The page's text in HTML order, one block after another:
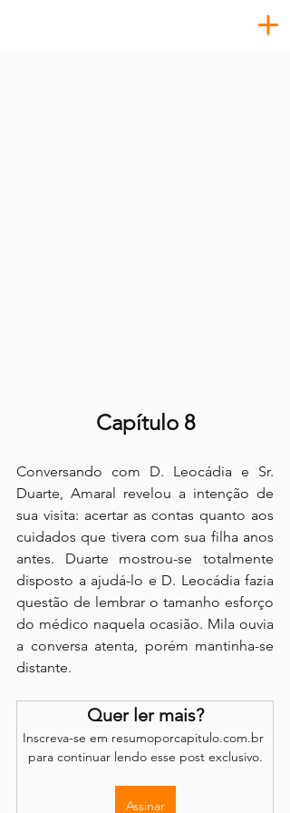
Capítulo 8
Conversando com D. Leocádia e Sr.
Duarte, Amaral revelou a intenção de
sua visita: acertar as contas quanto aos
cuidados que tivera com sua filha anos
antes. Duarte mostrou-se totalmente
disposto a ajudá-lo e D. Leocádia fazia
questão de lembrar o tamanho esforço
do médico naquela ocasião. Mila ouvia
a conversa atenta, porém mantinha-se
distante.
Quer ler mais?
Inscreva-se em resumoporcapitulo.com.br
para continuar lendo esse post exclusivo.
Assinar